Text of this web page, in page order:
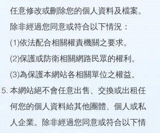
任意修改或刪除您的個人資料及檔案。
除非經過您同意或符合以下情況：
(1)依法配合相關權責機關之要求。
(2)保護或防衛相關網路民眾的權利。
(3)為保護本網站各相關單位之權益。
本網站絕不會任意出售、交換或出租任
何您的個人資料給其他團體、個人或私
人企業。除非經過您同意或符合以下情